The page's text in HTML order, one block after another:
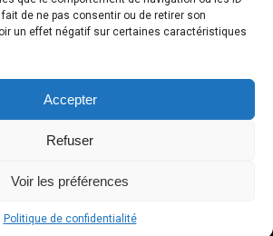
de ne pas consentir ou de retirer son
un effet négatif sur certaines caractéristiques
Accepter
Refuser
Voir les préférences
Politique de confidentialité
THÉMATIQUES
RECHERCHES ET ÉTUDES RÉCENTES
CONTACT
2025 Aide anxiété stress By Idevart.fr